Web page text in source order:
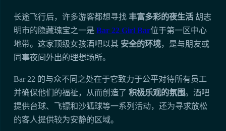
长途飞行后，许多游客都想寻找丰富多彩的夜生活 胡志
明市的隐藏瑰宝之一是Bar 22 Girl Bar位于第一区中心
地带。这家顶级女孩酒吧以其 安全的环境，是与朋友或
同事夜间外出的理想场所。
Bar 22 的与众不同之处在于它致力于公平对待所有员工
并确保他们的福祉，从而创造了积极乐观的氛围。酒吧
提供台球、飞镖和沙狐球等一系列活动，还为寻求放松
的客人提供较为安静的区域。